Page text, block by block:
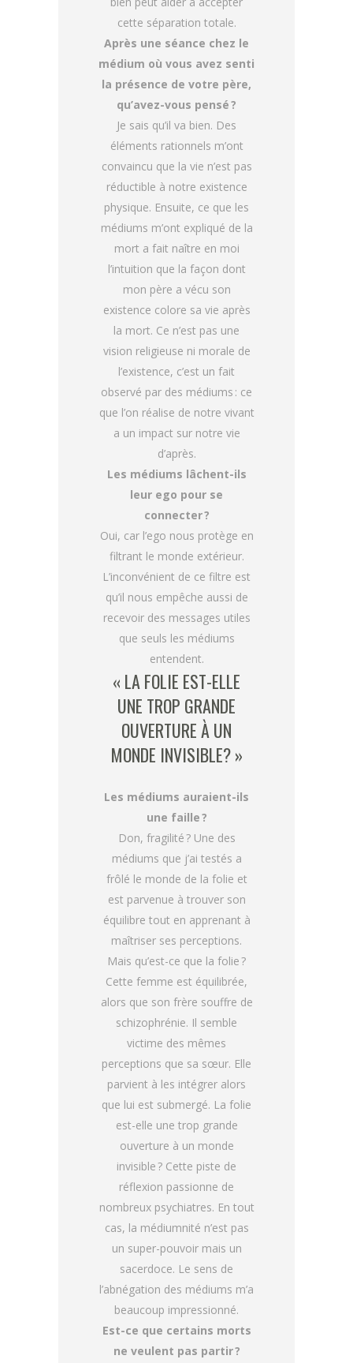
cette séparation totale.
Après une séance chez le
médium où vous avez senti
la présence de votre père,
qu’avez-vous pensé ?
Je sais qu’il va bien. Des
éléments rationnels m’ont
convaincu que la vie n’est pas
réductible à notre existence
physique. Ensuite, ce que les
médiums m’ont expliqué de la
mort a fait naître en moi
l’intuition que la façon dont
mon père a vécu son
existence colore sa vie après
la mort. Ce n’est pas une
vision religieuse ni morale de
l’existence, c’est un fait
observé par des médiums : ce
que l’on réalise de notre vivant
a un impact sur notre vie
d’après.
Les médiums lâchent-ils
leur ego pour se
connecter ?
Oui, car l’ego nous protège en
filtrant le monde extérieur.
L’inconvénient de ce filtre est
qu’il nous empêche aussi de
recevoir des messages utiles
que seuls les médiums
entendent.
« LA FOLIE EST-ELLE
UNE TROP GRANDE
OUVERTURE À UN
MONDE INVISIBLE? »
Les médiums auraient-ils
une faille ?
Don, fragilité ? Une des
médiums que j’ai testés a
frôlé le monde de la folie et
est parvenue à trouver son
équilibre tout en apprenant à
maîtriser ses perceptions.
Mais qu’est-ce que la folie ?
Cette femme est équilibrée,
alors que son frère souffre de
schizophrénie. Il semble
victime des mêmes
perceptions que sa sœur. Elle
parvient à les intégrer alors
que lui est submergé. La folie
est-elle une trop grande
ouverture à un monde
invisible ? Cette piste de
réflexion passionne de
nombreux psychiatres. En tout
cas, la médiumnité n’est pas
un super-pouvoir mais un
sacerdoce. Le sens de
l’abnégation des médiums m’a
beaucoup impressionné.
Est-ce que certains morts
ne veulent pas partir ?